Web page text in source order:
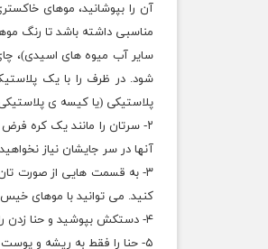
آن را بپوشانید، موهای
مناسبی داشته باشد تا رنگ
سایر آب میوه های اسیدی)،
پلاستیکی (یا کیسه ی
۲- سرتان را مانند یک کره فرض
آنها در سر جایشان نیاز
۳- به قسمت هایی از صورت
کنید. می توانید با موهای
۴- دستکش بپوشید و حنا زدن را شروع کنید. از بالای موهایتان شروع کنید و هر دفعه دسته ی کوچکی از موهایتان را انتخاب کنید.
۵- حنا را فقط به ریشه و پوست نزدیک به آن دسته از موهایتان بزنید. مقدار حنای زیادی بردارید و یک لایه ی ضخیم بزنید.